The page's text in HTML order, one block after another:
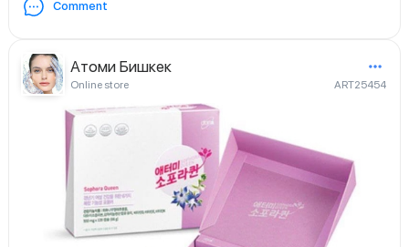
Comment
Атоми Бишкек
Online store ART25454